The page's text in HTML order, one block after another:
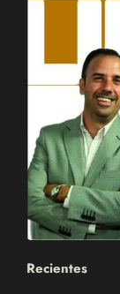
Recientes